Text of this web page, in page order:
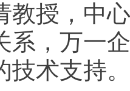
教授，中
系，万一
技术支持。